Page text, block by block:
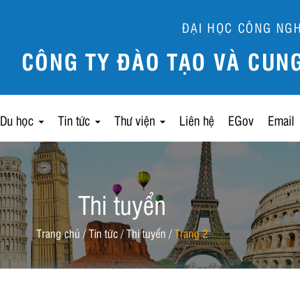
ĐẠI HỌC CÔNG
CÔNG TY ĐÀO TẠO VÀ
Du học Tin tức Thư viện Liên hệ EGov Email
Thi tuyển
Trang chủ /Tin tức/Thi tuyển /Trang 2